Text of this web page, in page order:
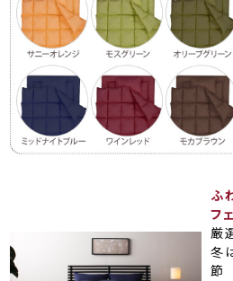
ふ
フ
厳
冬
節